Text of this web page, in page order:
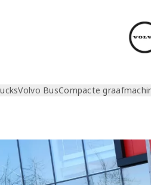
Volvo BusCompacte